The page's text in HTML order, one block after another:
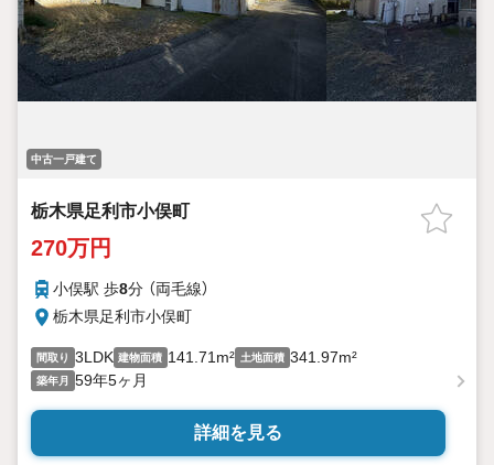
中古一戸建て
栃木県足利市小俣町
270万円
小俣駅 歩8分 （両毛線）
栃木県足利市小俣町
間取り 3LDK 建物面積 141.71m² 土地面積 341.97m²
築年月 59年5ヶ月
詳細を見る